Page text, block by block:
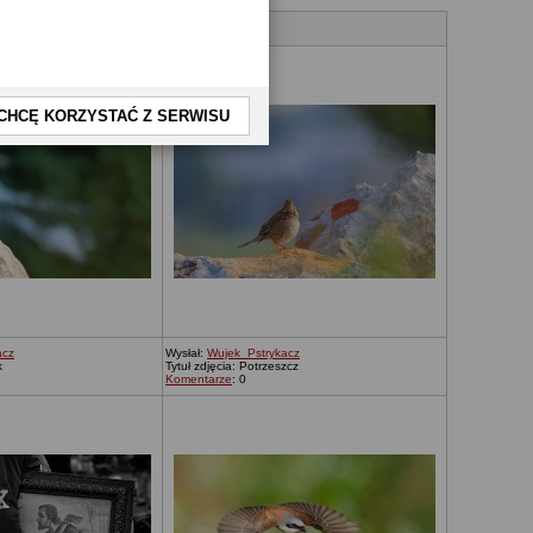
KORZYSTAĆ Z SERWISU
Wysłał: Wujek_Pstrykacz
Tytuł zdjęcia: Potrzeszcz
Komentarze: 0